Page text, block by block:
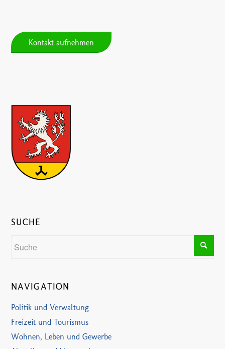
Kontakt aufnehmen
SUCHE
NAVIGATION
Politik und Verwaltung
Freizeit und Tourismus
Wohnen, Leben und Gewerbe